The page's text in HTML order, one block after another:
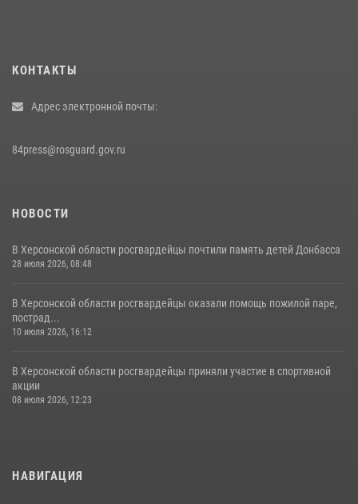
КОНТАКТЫ
Адрес электронной почты:
84press@rosguard.gov.ru
НОВОСТИ
В Херсонской области росгвардейцы почтили память детей Донбасса
28 июля 2026, 08:48
В Херсонской области росгвардейцы оказали помощь пожилой паре,
пострад...
10 июля 2026, 16:12
В Херсонской области росгвардейцы приняли участие в спортивной
акции
08 июля 2026, 12:23
НАВИГАЦИЯ